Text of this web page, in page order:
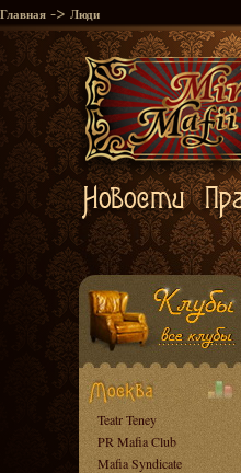
Главная -> Люди
Teatr Teney
PR Mafia Club
Mafia Syndicate